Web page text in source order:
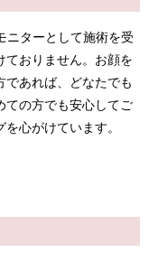
ニターとして施術を受
ておりません。お顔を
であれば、どなたでも
ての方でも安心してご
心がけています。